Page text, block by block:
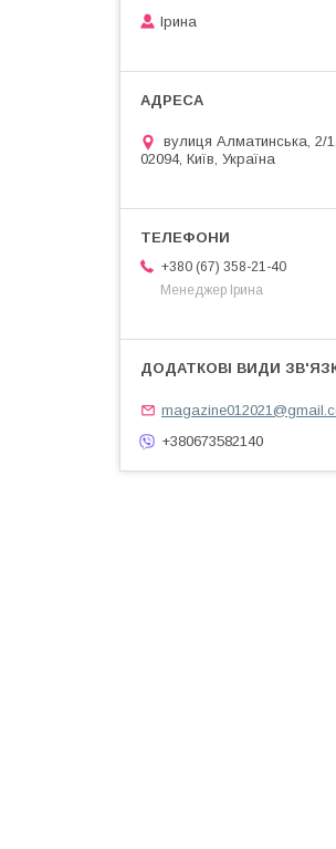
Ірина
вулиця Алматинська, 2/
02094, Київ, Україна
+380 (67) 358-21-40
Менеджер Ірина
+380673582140